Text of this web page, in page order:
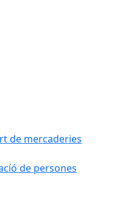
de mercaderies
de persones